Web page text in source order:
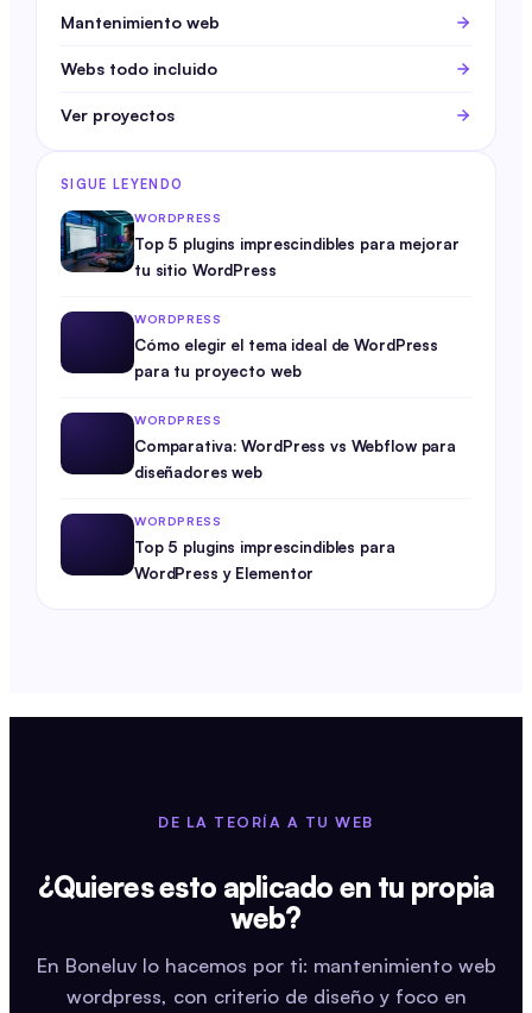
Mantenimiento web
Webs todo incluido
Ver proyectos
SIGUE LEYENDO
WORDPRESS
Top 5 plugins imprescindibles para mejorar
tu sitio WordPress
WORDPRESS
Cómo elegir el tema ideal de WordPress
para tu proyecto web
WORDPRESS
Comparativa: WordPress vs Webflow para
diseñadores web
WORDPRESS
Top 5 plugins imprescindibles para
WordPress y Elementor
DE LA TEORÍA A TU WEB
¿Quieres esto aplicado en tu propia
web?
En Boneluv lo hacemos por ti: mantenimiento web
wordpress, con criterio de diseño y foco en